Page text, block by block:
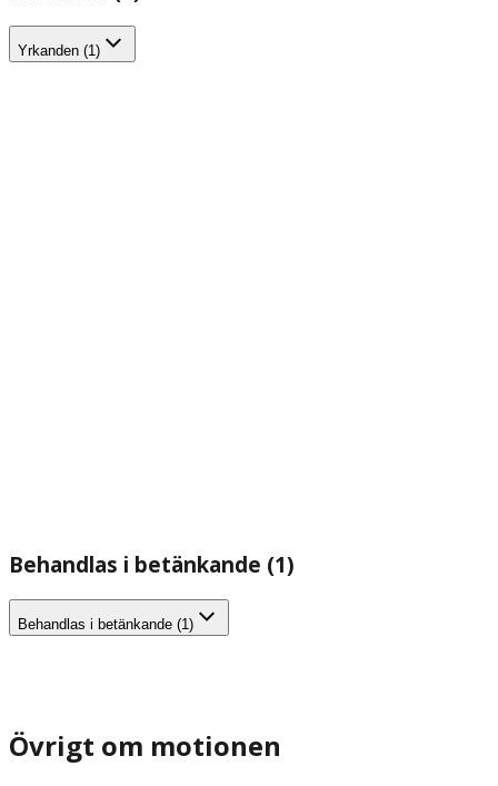
Yrkanden (1)
Behandlas i betänkande (1)
Behandlas i betänkande (1)
Övrigt om motionen